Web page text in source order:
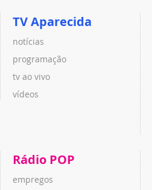
TV Aparecida
notícias
programação
tv ao vivo
vídeos
Rádio POP
empregos